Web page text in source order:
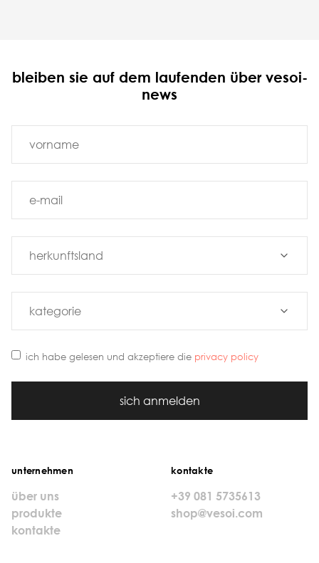
bleiben sie auf dem laufenden über vesoi-
news
ich habe gelesen und akzeptiere die privacy policy
sich anmelden
unternehmen
über uns
produkte
kontakte
kontakte
+39 081 5735613
shop@vesoi.com